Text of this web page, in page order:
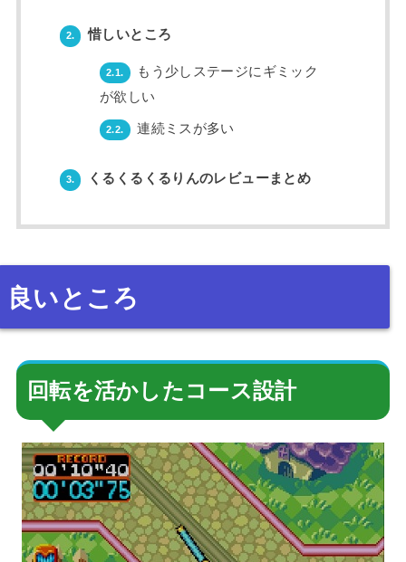
2. 惜しいところ
2.1.
もう少しステージにギミック
が欲しい
2.2. 連続ミスが多い
3. くるくるくるりんのレビューまとめ
良いところ
回転を活かしたコース設計